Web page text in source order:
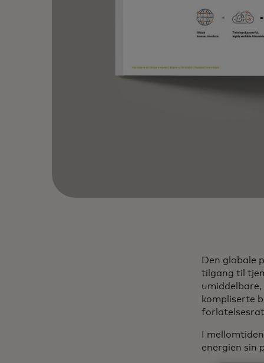
Den globale
tilgang til
kompliserte
I
energien sin